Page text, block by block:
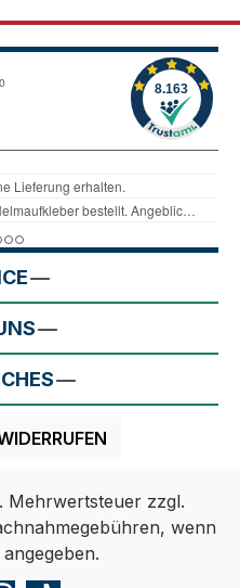
Mehrwertsteuer zzgl.
wenn